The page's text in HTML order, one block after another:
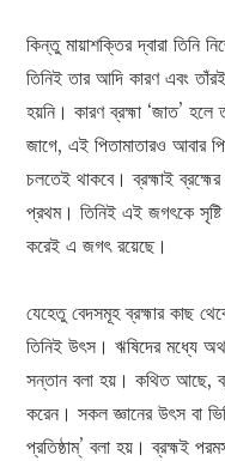
কিন্তু মায়াশক্তির দ্বারা
তিনিই তার আদি কারণ এবং
হয়নি। কারণ ব্রহ্মা ‘জাত’
জাগে, এই পিতামাতারও আবার
চলতেই থাকবে। ব্রহ্মাই
প্রথম। তিনিই এই জগৎকে
করেই এ জগৎ রয়েছে।
যেহেতু বেদসমূহ ব্রহ্মার কাছ
তিনিই উৎস। ঋষিদের মধ্যে
সন্তান বলা হয়। কথিত আছে,
করেন। সকল জ্ঞানের উৎস বা
প্রতিষ্ঠাম্‌’ বলা হয়। ব্রহ্মই